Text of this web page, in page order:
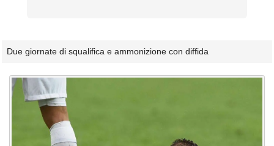
Due giornate di squalifica e ammonizione con diffida